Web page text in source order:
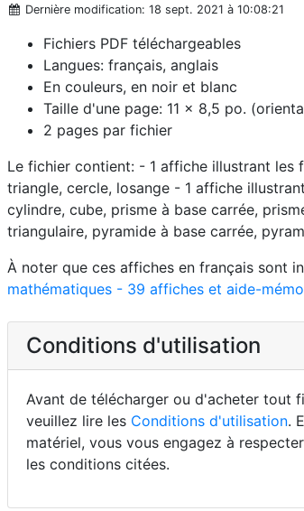
Dernière modification: 18 sept. 2021 à 10:08:21
Fichiers PDF téléchargeables
Langues: français, anglais
En couleurs, en noir et blanc
Taille d'une page: 11 x 8,5 po.
2 pages par fichier
Le fichier contient: - 1 affiche illustrant les
triangle, cercle, losange - 1 affiche
cylindre, cube, prisme à base carrée,
triangulaire, pyramide à base carrée,
À noter que ces affiches en français sont
mathématiques - 39 affiches et aide-
Conditions d'utilisation
Avant de télécharger ou d'acheter tout
veuillez lire les Conditions d'utilisation.
matériel, vous vous engagez à
les conditions citées.